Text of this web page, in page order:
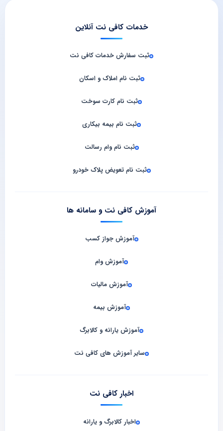
خدمات کافی نت آنلاین
ثبت سفارش خدمات کافی‌ نت
ثبت نام املاک و اسکان
ثبت نام کارت سوخت
ثبت نام بیمه بیکاری
ثبت نام وام رسالت
ثبت نام تعویض پلاک خودرو
آموزش کافی نت و سامانه‌ ها
آموزش جواز کسب
آموزش وام
آموزش مالیات
آموزش بیمه
آموزش یارانه و کالابرگ
سایر آموزش های کافی نت
اخبار کافی نت
اخبار کالابرگ و یارانه